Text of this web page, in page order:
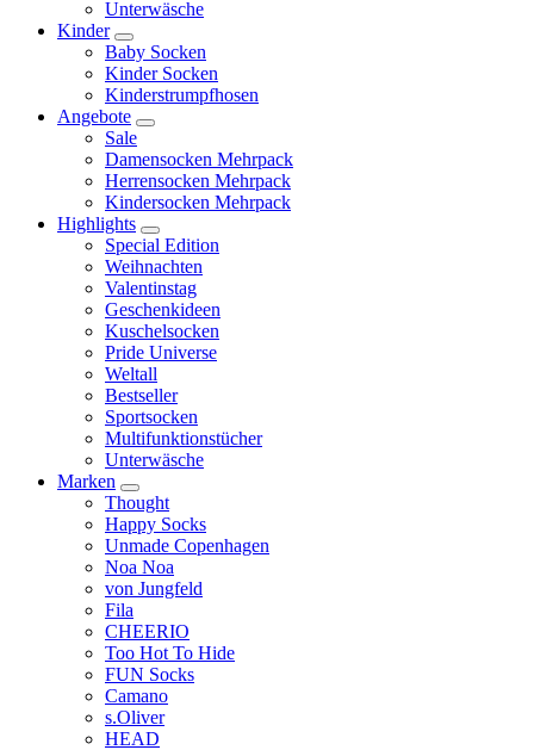
Unterwäsche
Kinder
Baby Socken
Kinder Socken
Kinderstrumpfhosen
Angebote
Sale
Damensocken Mehrpack
Herrensocken Mehrpack
Kindersocken Mehrpack
Highlights
Special Edition
Weihnachten
Valentinstag
Geschenkideen
Kuschelsocken
Pride Universe
Weltall
Bestseller
Sportsocken
Multifunktionstücher
Unterwäsche
Marken
Thought
Happy Socks
Unmade Copenhagen
Noa Noa
von Jungfeld
Fila
CHEERIO
Too Hot To Hide
FUN Socks
Camano
s.Oliver
HEAD